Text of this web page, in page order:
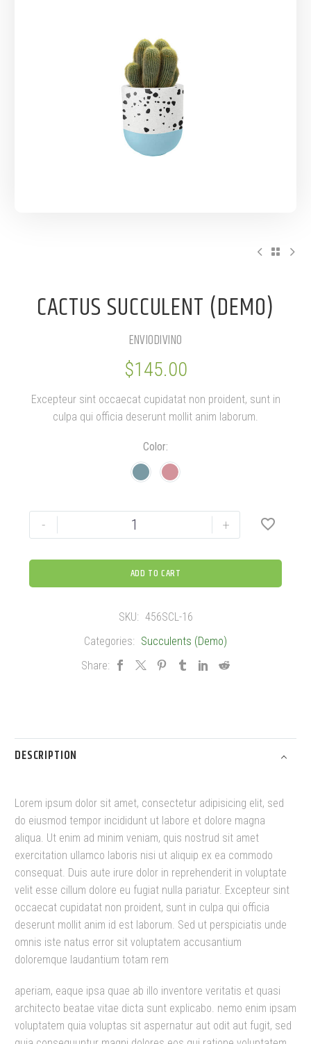
CACTUS SUCCULENT (DEMO)
ENVIODIVINO
$145.00
Excepteur sint occaecat cupidatat non proident, sunt in
culpa qui officia deserunt mollit anim laborum.
Color
- +
ADD TO CART
SKU: 456SCL-16
Categories: Succulents (Demo)
Share:
DESCRIPTION
Lorem ipsum dolor sit amet, consectetur adipisicing elit, sed
do eiusmod tempor incididunt ut labore et dolore magna
aliqua. Ut enim ad minim veniam, quis nostrud sit amet
exercitation ullamco laboris nisi ut aliquip ex ea commodo
consequat. Duis aute irure dolor in reprehenderit in voluptate
velit esse cillum dolore eu fugiat nulla pariatur. Excepteur sint
occaecat cupidatat non proident, sunt in culpa qui officia
deserunt mollit anim id est laborum. Sed ut perspiciatis unde
omnis iste natus error sit voluptatem accusantium
doloremque laudantium totam rem
aperiam, eaque ipsa quae ab illo inventore veritatis et quasi
architecto beatae vitae dicta sunt explicabo. nemo enim ipsam
voluptatem quia voluptas sit aspernatur aut odit aut fugit, sed